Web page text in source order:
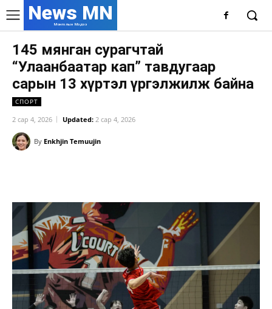
News MN
Монголын Мэдээ
145 мянган сурагчтай
“Улаанбаатар кап” тавдугаар
сарын 13 хүртэл үргэлжилж байна
СПОРТ
2 сар 4, 2026 Updated: 2 сар 4, 2026
By Enkhjin Temuujin